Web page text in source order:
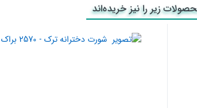
زیر را نیز خریده‌اند